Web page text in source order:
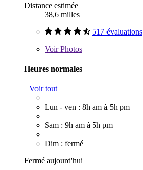
Distance estimée
38,6 milles
517 évaluations
VoirPhotos
Heures normales
Voir tout
Lun - ven : 8h am à 5h pm
Sam : 9h am à 5h pm
Dim : fermé
Fermé aujourd'hui